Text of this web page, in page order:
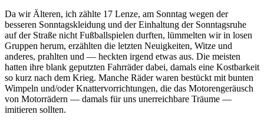
Da wir Älteren, ich zählte 17 Lenze, am Sonntag wegen der
besseren Sonntagskleidung und der Einhaltung der Sonntagsruhe
auf der Straße nicht Fußballspielen durften, lümmelten wir in losen
Gruppen herum, erzählten die letzten Neuigkeiten, Witze und
anderes, prahlten und — heckten irgend etwas aus. Die meisten
hatten ihre blank geputzten Fahrräder dabei, damals eine Kostbarkeit
so kurz nach dem Krieg. Manche Räder waren bestückt mit bunten
Wimpeln und/oder Knattervorrichtungen, die das Motorengeräusch
von Motorrädern — damals für uns unerreichbare Träume —
imitieren sollten.